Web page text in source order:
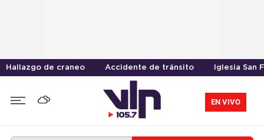
Hallazgo de craneo Accidente de tránsito Iglesia San
EN VIVO